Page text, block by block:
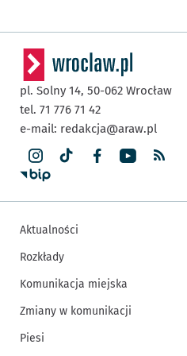
pl. Solny 14, 50-062 Wrocław
tel. 71 776 71 42
e-mail: redakcja@araw.pl
Aktualności
Rozkłady
Komunikacja miejska
Zmiany w komunikacji
Piesi